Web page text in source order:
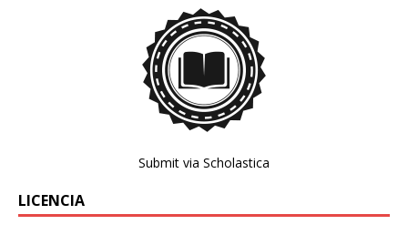
Submit via Scholastica
LICENCIA